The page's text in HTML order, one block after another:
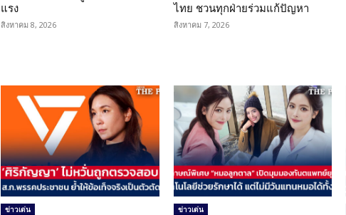
แรง
สิงหาคม 8, 2026
ไทย ชวนทุกฝ่ายร่วมแก้ปัญหา
สิงหาคม 7, 2026
ข่าวเด่น ข่าวเด่น